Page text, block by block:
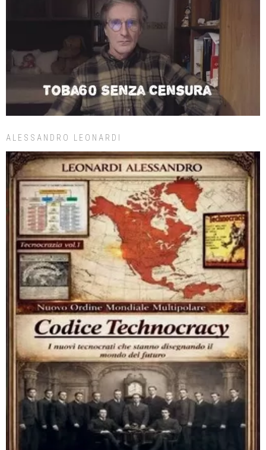
ALESSANDRO LEONARDI